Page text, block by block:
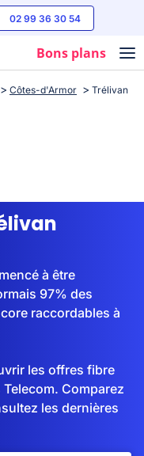
02 99 36 30 54
Bons plans
Côtes-d'Armor Trélivan
à être
97% des
raccordables à
les offres fibre
Comparez
les dernières